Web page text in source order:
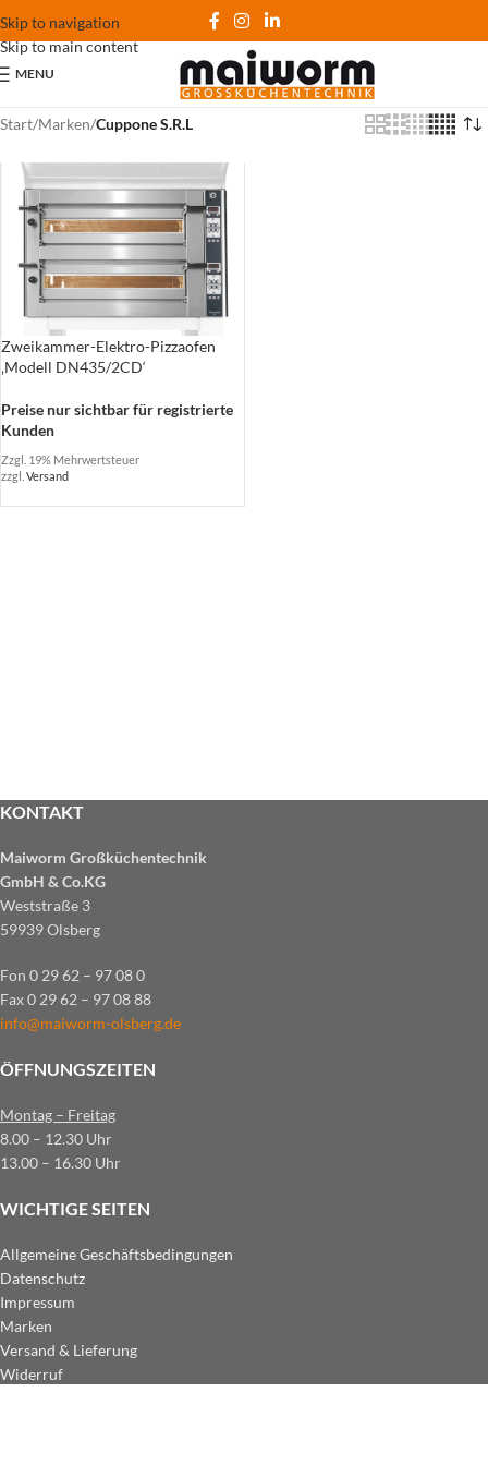
Skip to navigation
Skip to main content
MENU
Start/Marken/Cuppone S.R.L
Zweikammer-Elektro-Pizzaofen
‚Modell DN435/2CD‘
Preise nur sichtbar für registrierte
Kunden
Zzgl. 19% Mehrwertsteuer
zzgl. Versand
KONTAKT
Maiworm Großküchentechnik
GmbH & Co.KG
Weststraße 3
59939 Olsberg
Fon 0 29 62 – 97 08 0
Fax 0 29 62 – 97 08 88
info@maiworm-olsberg.de
ÖFFNUNGSZEITEN
Montag – Freitag
8.00 – 12.30 Uhr
13.00 – 16.30 Uhr
WICHTIGE SEITEN
Allgemeine Geschäftsbedingungen
Datenschutz
Impressum
Marken
Versand & Lieferung
Widerruf